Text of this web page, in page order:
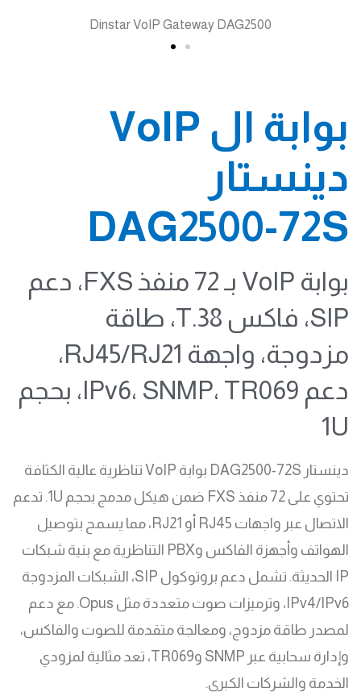
Dinstar VoIP Gateway DAG2500
بوابة ال VoIP
دينستار
DAG2500-72S
بوابة VoIP بـ 72 منفذ FXS، دعم
SIP، فاكس T.38، طاقة
مزدوجة، واجهة RJ45/RJ21،
دعم IPv6، SNMP، TR069، بحجم
1U
دينستار DAG2500-72S بوابة VoIP تناظرية عالية الكثافة
تحتوي على 72 منفذ FXS ضمن هيكل مدمج بحجم 1U. تدعم
الاتصال عبر واجهات RJ45 أو RJ21، مما يسمح بتوصيل
الهواتف وأجهزة الفاكس وPBX التناظرية مع بنية شبكات
IP الحديثة. تشمل دعم بروتوكول SIP، الشبكات المزدوجة
IPv4/IPv6، وترميزات صوت متعددة مثل Opus. مع دعم
لمصدر طاقة مزدوج، ومعالجة متقدمة للصوت والفاكس،
وإدارة سحابية عبر SNMP وTR069، تعد مثالية لمزودي
الخدمة والشركات الكبرى.